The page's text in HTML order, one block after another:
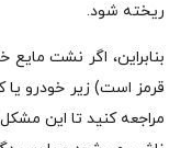
ریخته شود.
بنابراین، اگر نشت
قرمز است) زیر خودرو
مراجعه کنید تا این